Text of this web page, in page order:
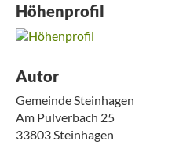
Höhenprofil
Autor
Gemeinde Steinhagen
Am Pulverbach 25
33803 Steinhagen